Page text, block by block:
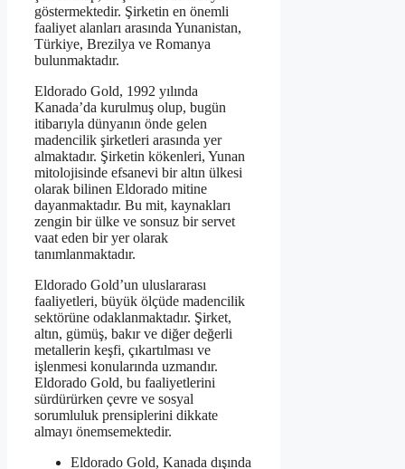
göstermektedir. Şirketin en önemli
faaliyet alanları arasında Yunanistan,
Türkiye, Brezilya ve Romanya
bulunmaktadır.
Eldorado Gold, 1992 yılında
Kanada’da kurulmuş olup, bugün
itibarıyla dünyanın önde gelen
madencilik şirketleri arasında yer
almaktadır. Şirketin kökenleri, Yunan
mitolojisinde efsanevi bir altın ülkesi
olarak bilinen Eldorado mitine
dayanmaktadır. Bu mit, kaynakları
zengin bir ülke ve sonsuz bir servet
vaat eden bir yer olarak
tanımlanmaktadır.
Eldorado Gold’un uluslararası
faaliyetleri, büyük ölçüde madencilik
sektörüne odaklanmaktadır. Şirket,
altın, gümüş, bakır ve diğer değerli
metallerin keşfi, çıkartılması ve
işlenmesi konularında uzmandır.
Eldorado Gold, bu faaliyetlerini
sürdürürken çevre ve sosyal
sorumluluk prensiplerini dikkate
almayı önemsemektedir.
Eldorado Gold, Kanada dışında